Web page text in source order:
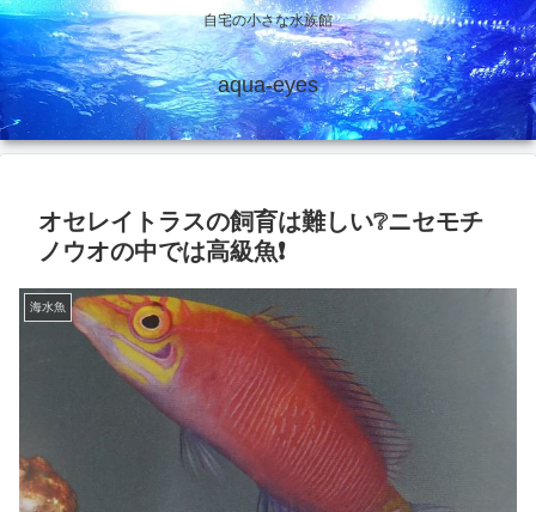
自宅の小さな水族館
aqua-eyes
オセレイトラスの飼育は難しい❔ニセモチ
ノウオの中では高級魚❗
海水魚